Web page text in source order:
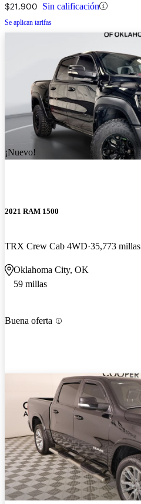
$21,900 Sin calificación
Se aplican tarifas
¡Nuevo!
2021 RAM 1500
TRX Crew Cab 4WD 35,773 millas
Oklahoma City, OK
59 millas
Buena oferta